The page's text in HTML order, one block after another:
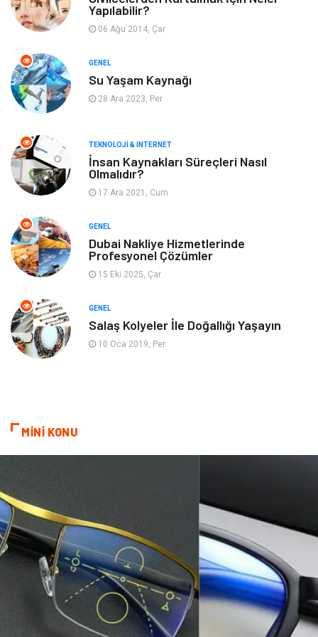
Giyim
Yeme & İçme
Keyif & Hobi Organizasyon
Gayrimenkul Spor
Finans& Ekonomi Anne & Çocuk
Genel Kültür
Ev İşleri
Mobilya
Astroloji
Pet Malzemeleri
Yapılabilir?
06 Ağu 2014, Çar
GENEL
Su Yaşam Kaynağı
28 Ara 2023, Per
TEKNOLOJI & İNTERNET
İnsan Kaynakları Süreçleri Nasıl
Olmalıdır?
17 Ara 2021, Cum
GENEL
Dubai Nakliye Hizmetlerinde
Profesyonel Çözümler
15 Eki 2025, Çar
GENEL
Salaş Kolyeler İle Doğallığı Yaşayın
10 Oca 2019, Per
MİNİ KONU